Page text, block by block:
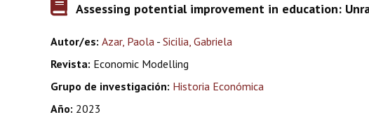
Assessing potential improvement in education:
Autor/es: Azar, Paola - Sicilia, Gabriela
Revista: Economic Modelling
Grupo de investigación: Historia Económica
Año: 2023